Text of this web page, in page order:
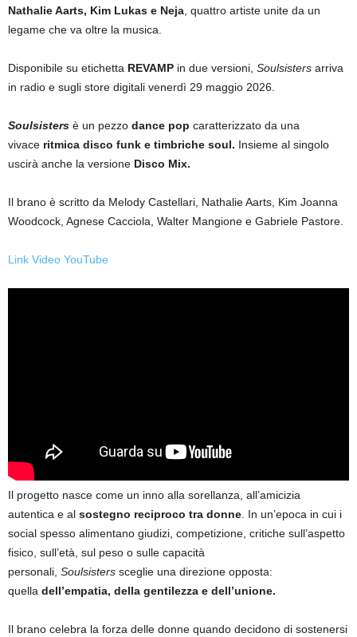
Nathalie Aarts, Kim Lukas e Neja , quattro artiste unite da un
legame che va oltre la musica.
Disponibile su etichetta REVAMP in due versioni, Soulsisters arriva
in radio e sugli store digitali venerdì 29 maggio 2026.
Soulsisters è un pezzo dance pop caratterizzato da una
vivace ritmica disco funk e timbriche soul. Insieme al singolo
uscirà anche la versione Disco Mix.
Il brano è scritto da Melody Castellari, Nathalie Aarts, Kim Joanna
Woodcock, Agnese Cacciola, Walter Mangione e Gabriele Pastore.
Link Video YouTube
Il progetto nasce come un inno alla sorellanza, all’amicizia
autentica e al sostegno reciproco tra donne. In un’epoca in cui i
social spesso alimentano giudizi, competizione, critiche sull’aspetto
fisico, sull’età, sul peso o sulle capacità
personali, Soulsisters sceglie una direzione opposta:
quella dell’empatia, della gentilezza e dell’unione.
Il brano celebra la forza delle donne quando decidono di sostenersi